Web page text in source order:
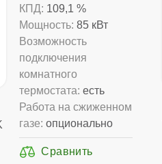
КПД: 109,1 %
Мощность: 85 кВт
Возможность
подключения
комнатного
термостата: есть
Работа на сжиженном
газе: опционально